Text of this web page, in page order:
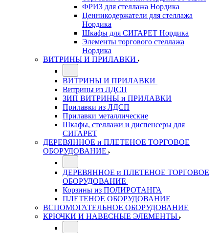
ФРИЗ для стеллажа Нордика
Ценникодержатели для стеллажа
Нордика
Шкафы для СИГАРЕТ Нордика
Элементы торгового стеллажа
Нордика
ВИТРИНЫ И ПРИЛАВКИ
ВИТРИНЫ И ПРИЛАВКИ
Витрины из ЛДСП
ЗИП ВИТРИНЫ и ПРИЛАВКИ
Прилавки из ЛДСП
Прилавки металлические
Шкафы, стеллажи и диспенсеры для
СИГАРЕТ
ДЕРЕВЯННОЕ и ПЛЕТЕНОЕ ТОРГОВОЕ
ОБОРУДОВАНИЕ
ДЕРЕВЯННОЕ и ПЛЕТЕНОЕ ТОРГОВОЕ
ОБОРУДОВАНИЕ
Корзины из ПОЛИРОТАНГА
ПЛЕТЕНОЕ ОБОРУДОВАНИЕ
ВСПОМОГАТЕЛЬНОЕ ОБОРУДОВАНИЕ
КРЮЧКИ И НАВЕСНЫЕ ЭЛЕМЕНТЫ